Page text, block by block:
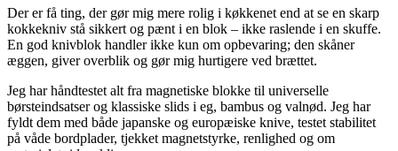
Der er få ting, der gør mig mere rolig i køkkenet end at se en skarp
kokkekniv stå sikkert og pænt i en blok – ikke raslende i en skuffe.
En god knivblok handler ikke kun om opbevaring; den skåner
æggen, giver overblik og gør mig hurtigere ved brættet.
Jeg har håndtestet alt fra magnetiske blokke til universelle
børsteindsatser og klassiske slids i eg, bambus og valnød. Jeg har
fyldt dem med både japanske og europæiske knive, testet stabilitet
på våde bordplader, tjekket magnetstyrke, renlighed og om